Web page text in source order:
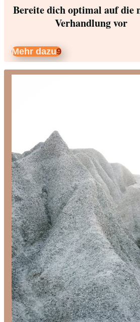
Bereite dich optimal auf die
Verhandlung vor
Mehr dazu